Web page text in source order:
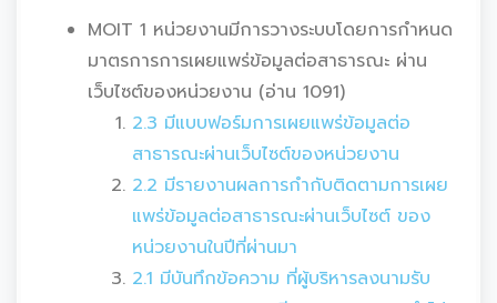
MOIT 1 หน่วยงานมีการวางระบบโดยการกำหนด
มาตรการการเผยแพร่ข้อมูลต่อสาธารณะ ผ่าน
เว็บไซต์ของหน่วยงาน (อ่าน 1091)
2.3 มีแบบฟอร์มการเผยแพร่ข้อมูลต่อ
สาธารณะผ่านเว็บไซต์ของหน่วยงาน
2.2 มีรายงานผลการกำกับติดตามการเผย
แพร่ข้อมูลต่อสาธารณะผ่านเว็บไซต์ ของ
หน่วยงานในปีที่ผ่านมา
2.1 มีบันทึกข้อความ ที่ผู้บริหารลงนามรับ